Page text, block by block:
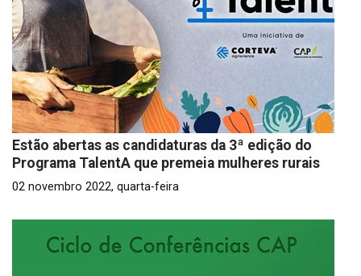
Estão abertas as candidaturas da 3ª edição do
Programa TalentA que premeia mulheres rurais
02 novembro 2022, quarta-feira